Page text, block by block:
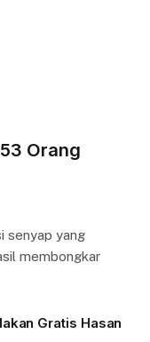
Orang
senyap yang
membongkar
Gratis Hasan